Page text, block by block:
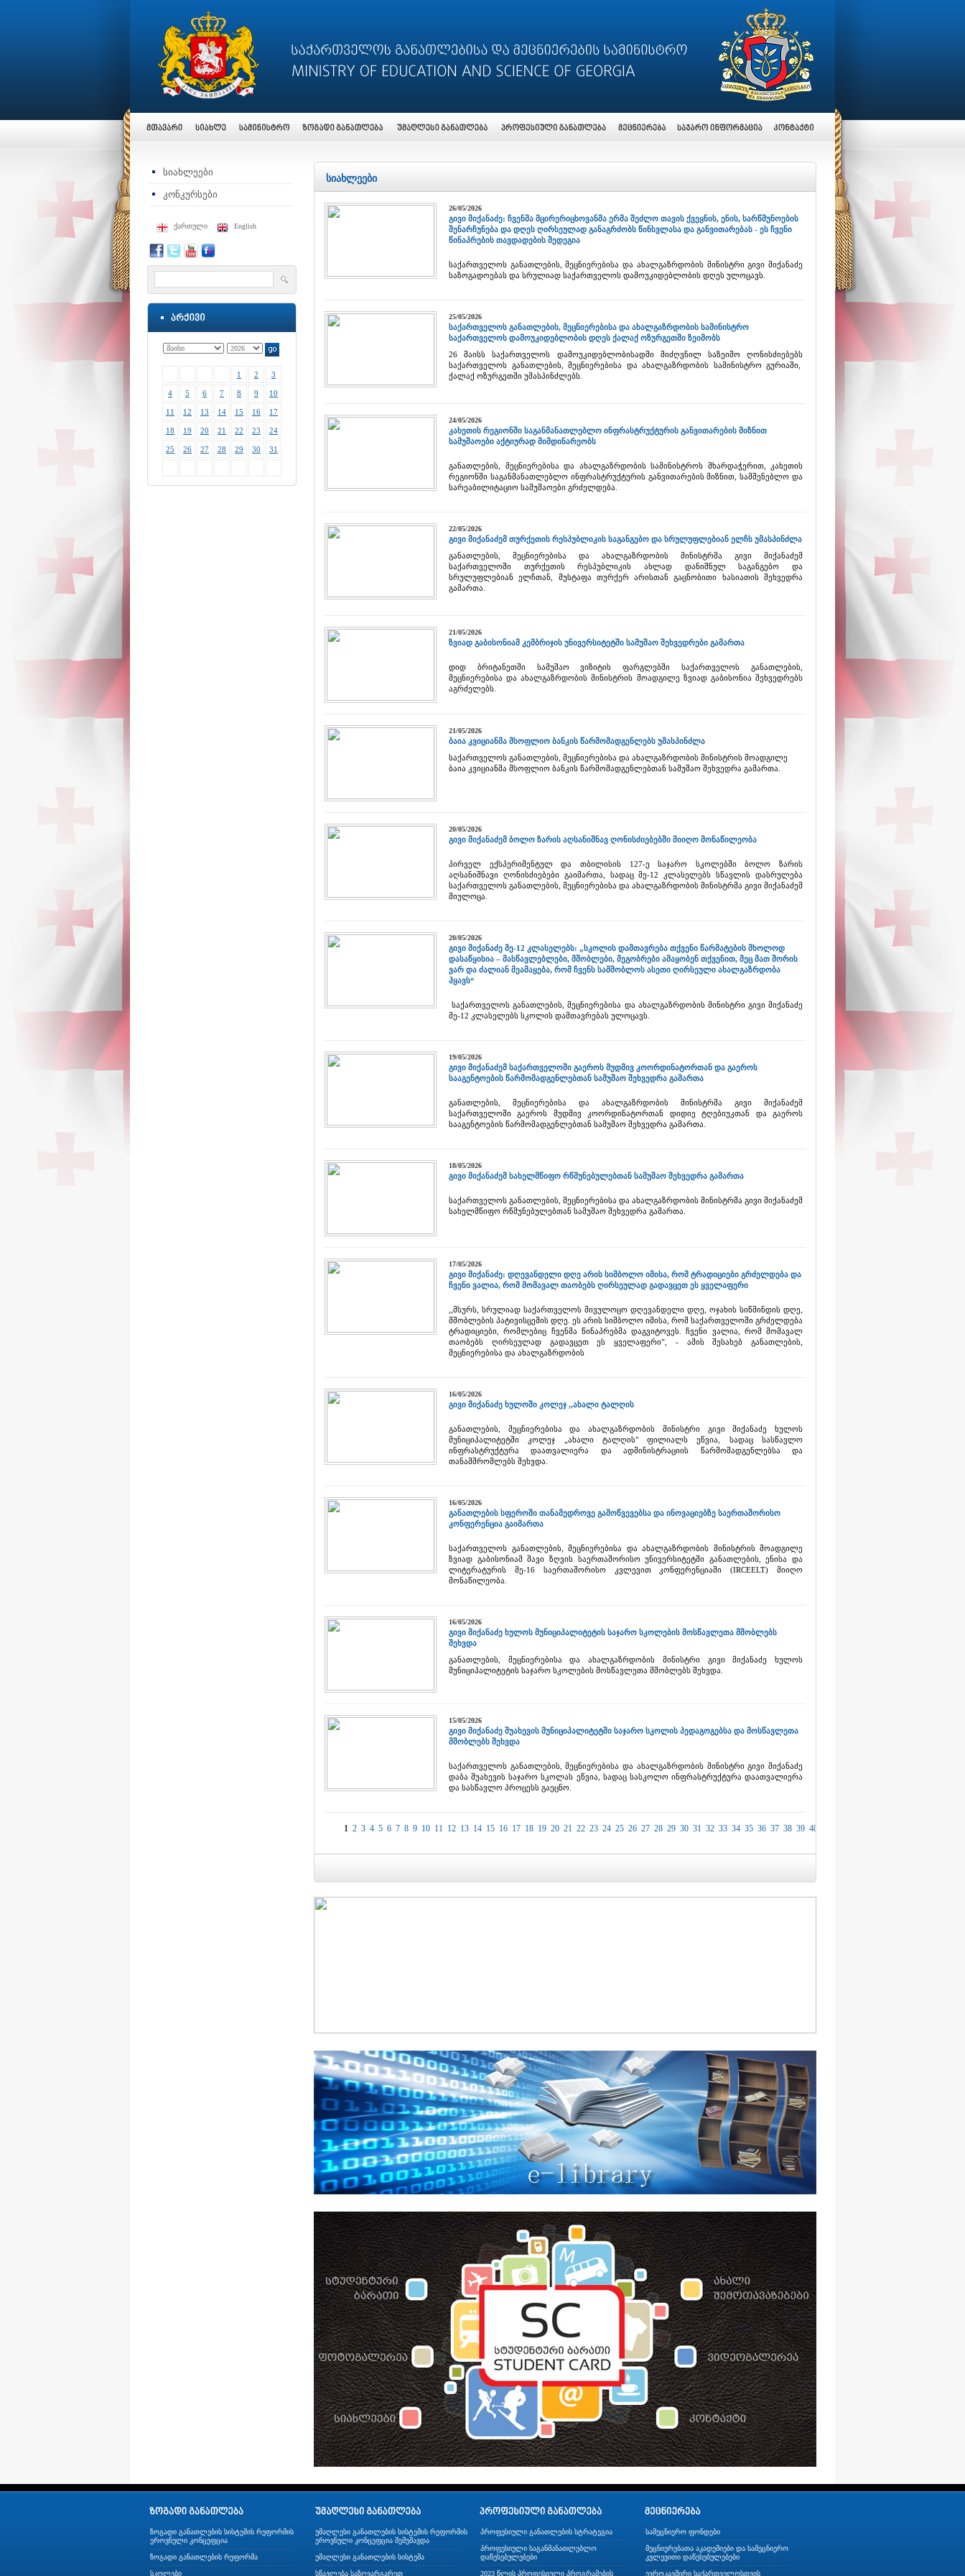
სიახლეები
კონკურსები
ქართული English
1 2 3
4 5 6 7 8 9 10
11 12 13 14 15 16 17
18 19 20 21 22 23 24
25 26 27 28 29 30 31
სიახლეები
26/05/2026
გივი მიქანაძე: ჩვენმა მცირერიცხოვანმა ერმა შეძლო თავის ქვეყნის, ენის, სარწმუნოების
შენარჩუნება და დღეს ღირსეულად განაგრძობს წინსვლასა და განვითარებას - ეს ჩვენი
წინაპრების თავდადების შედეგია
საქართველოს განათლების, მეცნიერებისა და ახალგაზრდობის მინისტრი გივი მიქანაძე
საზოგადოებას და სრულიად საქართველოს დამოუკიდებლობის დღეს ულოცავს.
25/05/2026
საქართველოს განათლების, მეცნიერებისა და ახალგაზრდობის სამინისტრო
საქართველოს დამოუკიდებლობის დღეს ქალაქ ოზურგეთში ზეიმობს
26 მაისს საქართველოს დამოუკიდებლობისადმი მიძღვნილ საზეიმო ღონისძიებებს
საქართველოს განათლების, მეცნიერებისა და ახალგაზრდობის სამინისტრო გურიაში,
ქალაქ ოზურგეთში უმასპინძლებს.
24/05/2026
კახეთის რეგიონში საგანმანათლებლო ინფრასტრუქტურის განვითარების მიზნით
სამუშაოები აქტიურად მიმდინარეობს
განათლების, მეცნიერებისა და ახალგაზრდობის სამინისტროს მხარდაჭერით, კახეთის
რეგიონში საგანმანათლებლო ინფრასტრუქტურის განვითარების მიზნით, სამშენებლო და
სარეაბილიტაციო სამუშაოები გრძელდება.
22/05/2026
გივი მიქანაძემ თურქეთის რესპუბლიკის საგანგებო და სრულუფლებიან ელჩს უმასპინძლა
განათლების, მეცნიერებისა და ახალგაზრდობის მინისტრმა გივი მიქანაძემ
საქართველოში თურქეთის რესპუბლიკის ახლად დანიშნულ საგანგებო და
სრულუფლებიან ელჩთან, მუსტაფა თურქერ არისთან გაცნობითი ხასიათის შეხვედრა
გამართა.
21/05/2026
ზვიად გაბისონიამ კემბრიჯის უნივერსიტეტში სამუშაო შეხვედრები გამართა
დიდ ბრიტანეთში სამუშაო ვიზიტის ფარგლებში საქართველოს განათლების,
მეცნიერებისა და ახალგაზრდობის მინისტრის მოადგილე ზვიად გაბისონია შეხვედრებს
აგრძელებს.
21/05/2026
ბაია კვიციანმა მსოფლიო ბანკის წარმომადგენლებს უმასპინძლა
საქართველოს განათლების, მეცნიერებისა და ახალგაზრდობის მინისტრის მოადგილე
ბაია კვიციანმა მსოფლიო ბანკის წარმომადგენლებთან სამუშაო შეხვედრა გამართა.
20/05/2026
გივი მიქანაძემ ბოლო ზარის აღსანიშნავ ღონისძიებებში მიიღო მონაწილეობა
პირველ ექსპერიმენტულ და თბილისის 127-ე საჯარო სკოლებში ბოლო ზარის
აღსანიშნავი ღონისძიებები გაიმართა, სადაც მე-12 კლასელებს სწავლის დასრულება
საქართველოს განათლების, მეცნიერებისა და ახალგაზრდობის მინისტრმა გივი მიქანაძემ
მიულოცა.
20/05/2026
გივი მიქანაძე მე-12 კლასელებს: „სკოლის დამთავრება თქვენი წარმატების მხოლოდ
დასაწყისია – მასწავლებლები, მშობლები, მეგობრები ამაყობენ თქვენით, მეც მათ შორის
ვარ და ძალიან მეამაყება, რომ ჩვენს სამშობლოს ასეთი ღირსეული ახალგაზრდობა
ჰყავს“
საქართველოს განათლების, მეცნიერებისა და ახალგაზრდობის მინისტრი გივი მიქანაძე
მე-12 კლასელებს სკოლის დამთავრებას ულოცავს.
19/05/2026
გივი მიქანაძემ საქართველოში გაეროს მუდმივ კოორდინატორთან და გაეროს
სააგენტოების წარმომადგენლებთან სამუშაო შეხვედრა გამართა
განათლების, მეცნიერებისა და ახალგაზრდობის მინისტრმა გივი მიქანაძემ
საქართველოში გაეროს მუდმივ კოორდინატორთან დიდიე ტღებიუკთან და გაეროს
სააგენტოების წარმომადგენლებთან სამუშაო შეხვედრა გამართა.
18/05/2026
გივი მიქანაძემ სახელმწიფო რწმუნებულებთან სამუშაო შეხვედრა გამართა
საქართველოს განათლების, მეცნიერებისა და ახალგაზრდობის მინისტრმა გივი მიქანაძემ
სახელმწიფო რწმუნებულებთან სამუშაო შეხვედრა გამართა.
17/05/2026
გივი მიქანაძე: დღევანდელი დღე არის სიმბოლო იმისა, რომ ტრადიციები გრძელდება და
ჩვენი ვალია, რომ მომავალ თაობებს ღირსეულად გადავცეთ ეს ყველაფერი
,,მსურს, სრულიად საქართველოს მივულოცო დღევანდელი დღე, ოჯახის სიწმინდის დღე,
მშობლების პატივისცემის დღე. ეს არის სიმბოლო იმისა, რომ საქართველოში გრძელდება
ტრადიციები, რომლებიც ჩვენმა წინაპრებმა დაგვიტოვეს. ჩვენი ვალია, რომ მომავალ
თაობებს ღირსეულად გადავცეთ ეს ყველაფერი”, - ამის შესახებ განათლების,
მეცნიერებისა და ახალგაზრდობის
16/05/2026
გივი მიქანაძე ხულოში კოლეჯ ,,ახალი ტალღის
განათლების, მეცნიერებისა და ახალგაზრდობის მინისტრი გივი მიქანაძე ხულოს
მუნიციპალიტეტში კოლეჯ „ახალი ტალღის" ფილიალს ეწვია, სადაც სასწავლო
ინფრასტრუქტურა დაათვალიერა და ადმინისტრაციის წარმომადგენლებსა და
თანამშრომლებს შეხვდა.
16/05/2026
განათლების სფეროში თანამედროვე გამოწვევებსა და ინოვაციებზე საერთაშორისო
კონფერენცია გაიმართა
საქართველოს განათლების, მეცნიერებისა და ახალგაზრდობის მინისტრის მოადგილე
ზვიად გაბისონიამ შავი ზღვის საერთაშორისო უნივერსიტეტში განათლების, ენისა და
ლიტერატურის მე-16 საერთაშორისო კვლევით კონფერენციაში (IRCEELT) მიიღო
მონაწილეობა.
16/05/2026
გივი მიქანაძე ხულოს მუნიციპალიტეტის საჯარო სკოლების მოსწავლეთა მშობლებს
შეხვდა
განათლების, მეცნიერებისა და ახალგაზრდობის მინისტრი გივი მიქანაძე ხულოს
მუნიციპალიტეტის საჯარო სკოლების მოსწავლეთა მშობლებს შეხვდა.
15/05/2026
გივი მიქანაძე შუახევის მუნიციპალიტეტში საჯარო სკოლის პედაგოგებსა და მოსწავლეთა
მშობლებს შეხვდა
საქართველოს განათლების, მეცნიერებისა და ახალგაზრდობის მინისტრი გივი მიქანაძე
დაბა შუახევის საჯარო სკოლას ეწვია, სადაც სასკოლო ინფრასტრუქტურა დაათვალიერა
და სასწავლო პროცესს გაეცნო.
1 2 3 4 5 6 7 8 9 10 11 12 13 14 15 16 17 18 19 20 21 22 23 24 25 26 27 28 29 30 31 32 33 34 35 36 37 38 39 40
ზოგადი განათლების სისტემის რეფორმის
ეროვნული კონცეფცია
ზოგადი განათლების რეფორმა
სკოლები
უმაღლესი განათლების სისტემის რეფორმის
ეროვნული კონცეფცია შემუშავდა
უმაღლესი განათლების სისტემა
სწავლება საზღვარგარეთ
პროფესიული განათლების სტრატეგია
პროფესიული საგანმანათლებლო
დაწესებულებები
2023 წლის პროფესიული პროგრამების
სამეცნიერო ფონდები
მეცნიერებათა აკადემიები და სამეცნიერო
კვლევითი დაწესებულებები
ევროკავშირი საქართველოსთვის